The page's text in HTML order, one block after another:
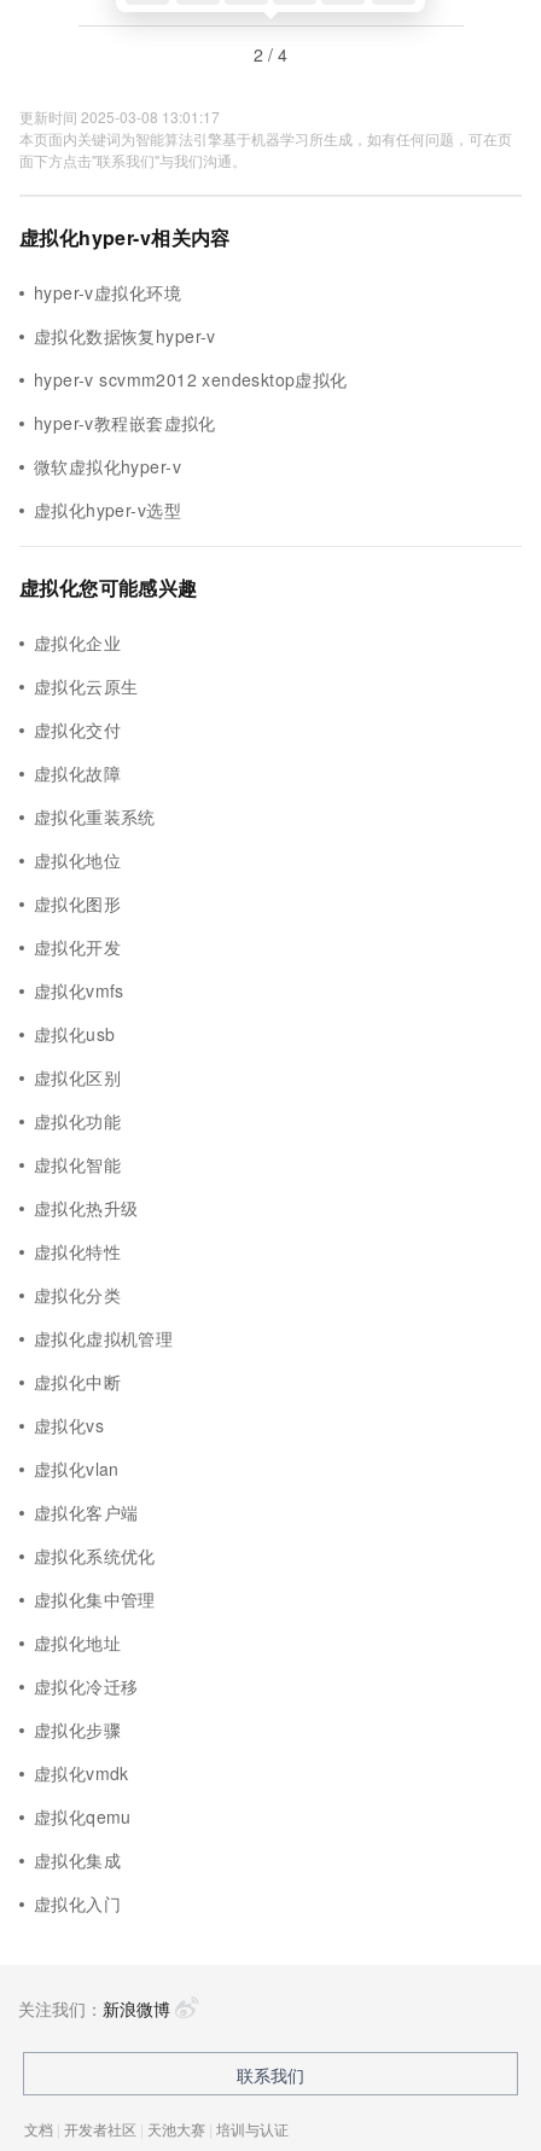
2 / 4
更新时间 2025-03-08 13:01:17
本页面内关键词为智能算法引擎基于机器学习所生成，如有任何问题，可在页
面下方点击"联系我们"与我们沟通。
虚拟化hyper-v相关内容
hyper-v虚拟化环境
虚拟化数据恢复hyper-v
hyper-v scvmm2012 xendesktop虚拟化
hyper-v教程嵌套虚拟化
微软虚拟化hyper-v
虚拟化hyper-v选型
虚拟化您可能感兴趣
虚拟化企业
虚拟化云原生
虚拟化交付
虚拟化故障
虚拟化重装系统
虚拟化地位
虚拟化图形
虚拟化开发
虚拟化vmfs
虚拟化usb
虚拟化区别
虚拟化功能
虚拟化智能
虚拟化热升级
虚拟化特性
虚拟化分类
虚拟化虚拟机管理
虚拟化中断
虚拟化vs
虚拟化vlan
虚拟化客户端
虚拟化系统优化
虚拟化集中管理
虚拟化地址
虚拟化冷迁移
虚拟化步骤
虚拟化vmdk
虚拟化qemu
虚拟化集成
虚拟化入门
关注我们： 新浪微博
联系我们
文档 | 开发者社区 | 天池大赛 | 培训与认证